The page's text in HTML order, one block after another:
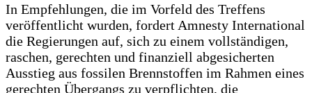
In Empfehlungen, die im Vorfeld des Treffens
veröffentlicht wurden, fordert Amnesty International
die Regierungen auf, sich zu einem vollständigen,
raschen, gerechten und finanziell abgesicherten
Ausstieg aus fossilen Brennstoffen im Rahmen eines
gerechten Übergangs zu verpflichten, die